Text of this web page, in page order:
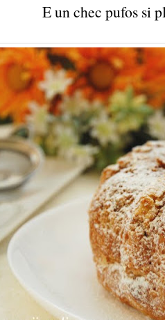
E un chec pufos si